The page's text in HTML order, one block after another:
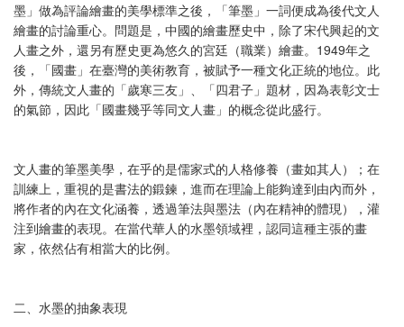
墨」做為評論繪畫的美學標準之後，「筆墨」一詞便成為後代文人
繪畫的討論重心。問題是，中國的繪畫歷史中，除了宋代興起的文
人畫之外，還另有歷史更為悠久的宮廷（職業）繪畫。1949年之
後，「國畫」在臺灣的美術教育，被賦予一種文化正統的地位。此
外，傳統文人畫的「歲寒三友」、「四君子」題材，因為表彰文士
的氣節，因此「國畫幾乎等同文人畫」的概念從此盛行。
文人畫的筆墨美學，在乎的是儒家式的人格修養（畫如其人）；在
訓練上，重視的是書法的鍛鍊，進而在理論上能夠達到由內而外，
將作者的內在文化涵養，透過筆法與墨法（內在精神的體現），灌
注到繪畫的表現。在當代華人的水墨領域裡，認同這種主張的畫
家，依然佔有相當大的比例。
二、水墨的抽象表現